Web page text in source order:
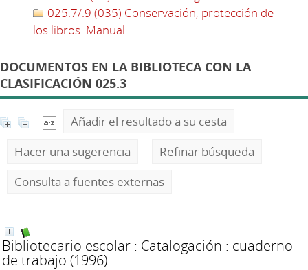
025.7/.9 (035) Conservación, protección de
los libros. Manual
DOCUMENTOS EN LA BIBLIOTECA CON LA
CLASIFICACIÓN 025.3
Añadir el resultado a su cesta
Hacer una sugerencia
Refinar búsqueda
Consulta a fuentes externas
Bibliotecario escolar : Catalogación : cuaderno
de trabajo (1996)